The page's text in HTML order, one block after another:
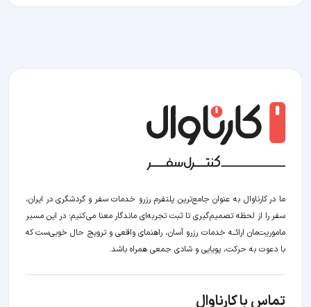
ما در کارناوال به عنوان جامع‌ترین پلتفرم رزرو خدمات سفر و گردشگری در ایران،
سفر را از لحظه‌ تصمیم‌گیری تا ثبت تجربه‌ای ماندگار معنا می‌کنیم؛ در این مسیر‍
ماموریت‌مان اراﺋــﻪ خدمات رزرو آسان، راهنمای واقعی و ترویج حال خوبی‌ست که
با دعوت به حرکت، پویایی و شادی جمعی همراه باشد.
تماس با کارناوال